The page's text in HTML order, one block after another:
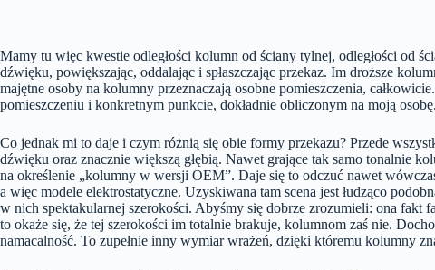
Mamy tu więc kwestie odległości kolumn od ściany tylnej, odległości od
dźwięku, powiększając, oddalając i spłaszczając przekaz. Im droższe
majętne osoby na kolumny przeznaczają osobne pomieszczenia,
pomieszczeniu i konkretnym punkcie, dokładnie obliczonym na moją osobę.
Co jednak mi to daje i czym różnią się obie formy przekazu? Przede
dźwięku oraz znacznie większą głębią. Nawet grające tak samo tonalnie
na określenie „kolumny w wersji OEM”. Daje się to odczuć nawet
a więc modele elektrostatyczne. Uzyskiwana tam scena jest łudząco
w nich spektakularnej szerokości. Abyśmy się dobrze zrozumieli: ona fakt
to okaże się, że tej szerokości im totalnie brakuje, kolumnom zaś nie.
namacalność. To zupełnie inny wymiar wrażeń, dzięki któremu kolumny